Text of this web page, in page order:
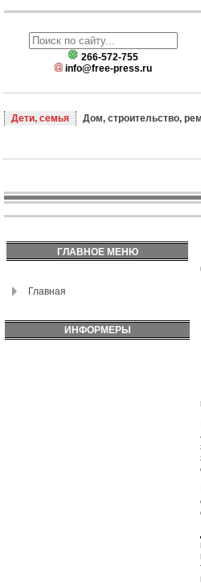
266-572-755
info@free-press.ru
Дети, семья Дом, строительство,
ГЛАВНОЕ МЕНЮ
Главная
ИНФОРМЕРЫ